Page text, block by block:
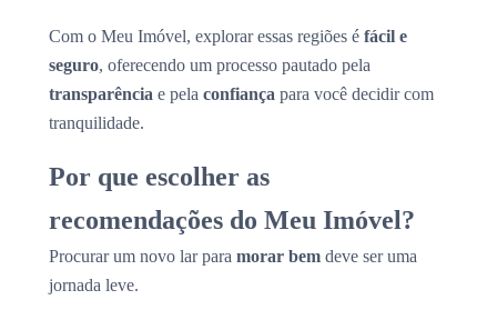
Com o Meu Imóvel, explorar essas regiões é fácil e
seguro, oferecendo um processo pautado pela
transparência e pela confiança para você decidir com
tranquilidade.
Por que escolher as
recomendações do Meu Imóvel?
Procurar um novo lar para morar bem deve ser uma
jornada leve.